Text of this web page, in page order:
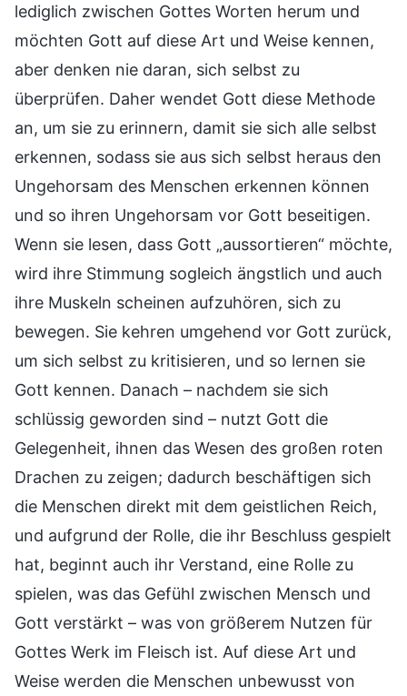
lediglich zwischen Gottes Worten herum und
möchten Gott auf diese Art und Weise kennen,
aber denken nie daran, sich selbst zu
überprüfen. Daher wendet Gott diese Methode
an, um sie zu erinnern, damit sie sich alle selbst
erkennen, sodass sie aus sich selbst heraus den
Ungehorsam des Menschen erkennen können
und so ihren Ungehorsam vor Gott beseitigen.
Wenn sie lesen, dass Gott „aussortieren“ möchte,
wird ihre Stimmung sogleich ängstlich und auch
ihre Muskeln scheinen aufzuhören, sich zu
bewegen. Sie kehren umgehend vor Gott zurück,
um sich selbst zu kritisieren, und so lernen sie
Gott kennen. Danach – nachdem sie sich
schlüssig geworden sind – nutzt Gott die
Gelegenheit, ihnen das Wesen des großen roten
Drachen zu zeigen; dadurch beschäftigen sich
die Menschen direkt mit dem geistlichen Reich,
und aufgrund der Rolle, die ihr Beschluss gespielt
hat, beginnt auch ihr Verstand, eine Rolle zu
spielen, was das Gefühl zwischen Mensch und
Gott verstärkt – was von größerem Nutzen für
Gottes Werk im Fleisch ist. Auf diese Art und
Weise werden die Menschen unbewusst von